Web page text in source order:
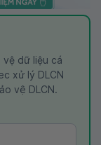
vệ dữ liệu cá
xử lý DLCN
vệ DLCN.